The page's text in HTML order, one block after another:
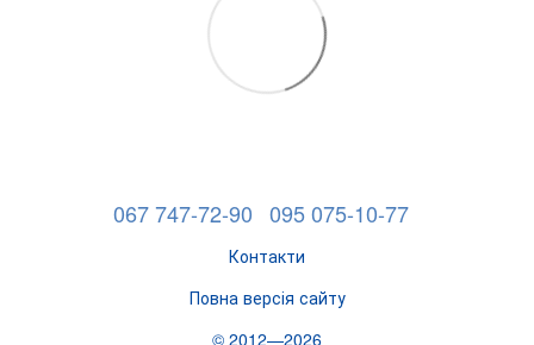
067 747-72-90 095 075-10-77
Контакти
Повна версія сайту
© 2012—2026